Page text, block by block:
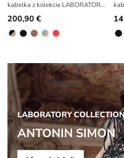
kabelka z kolekcie LABORATORY x ANTONIN SIMON
200,90 €
LABORATORY
ANTONIN SIMON